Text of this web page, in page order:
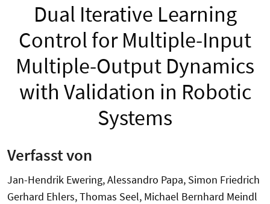
Dual Iterative Learning
Control for Multiple-Input
Multiple-Output Dynamics
with Validation in Robotic
Systems
Verfasst von
Jan-Hendrik Ewering, Alessandro Papa, Simon Friedrich
Gerhard Ehlers, Thomas Seel, Michael Bernhard Meindl